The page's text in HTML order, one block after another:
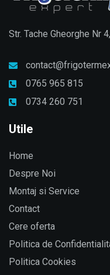
Str. Tache Gheorghe Nr
0765 965 815
0734 260 751
Utile
Home
Despre Noi
Montaj si Service
Contact
Cere oferta
Politica de
Politica Cookies